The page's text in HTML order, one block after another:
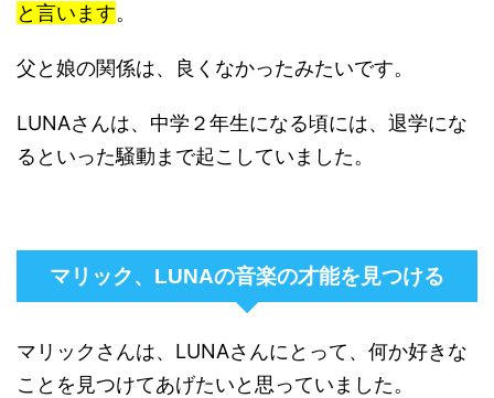
と言います。
父と娘の関係は、良くなかったみたいです。
LUNAさんは、中学２年生になる頃には、退学にな
るといった騒動まで起こしていました。
マリック、LUNAの音楽の才能を見つける
マリックさんは、LUNAさんにとって、何か好きな
ことを見つけてあげたいと思っていました。